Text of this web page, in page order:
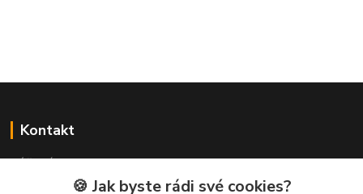
Kontakt
🍪 Jak byste rádi své cookies?